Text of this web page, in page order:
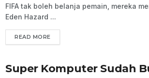
FIFA tak boleh belanja pemain, mereka
Eden Hazard ...
READ MORE
Super Komputer Sudah